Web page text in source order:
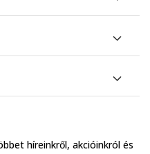
híreinkről, akcióinkról és